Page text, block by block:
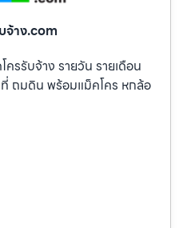
จ้าง.com
รรับจ้าง รายวัน รายเดือน
ถมดิน พร้อมแม็คโคร หกล้อ